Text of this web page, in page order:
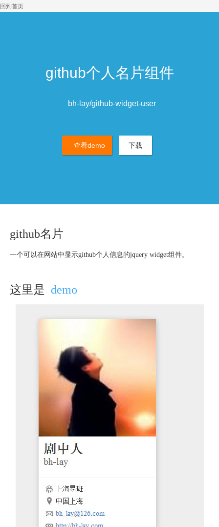
回到首页
github个人名片组件
bh-lay/github-widget-user
查看demo 下载
github名片
一个可以在网站中显示github个人信息的jquery widget组件。
这里是 demo